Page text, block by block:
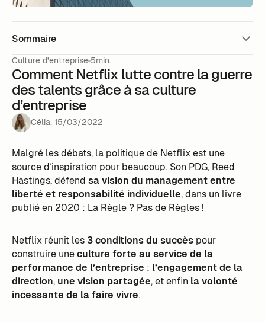
Sommaire
Culture d'entreprise 5min.
Comment Netflix lutte contre la guerre
des talents grâce à sa culture
d’entreprise
Célia, 15/03/2022
Malgré les débats, la politique de Netflix est une
source d’inspiration pour beaucoup. Son PDG, Reed
Hastings, défend sa vision du management entre
liberté et responsabilité individuelle, dans un livre
publié en 2020 : La Règle ? Pas de Règles !
Netflix réunit les 3 conditions du succèspour
construire uneculture forte au service de la
performance de l’entreprise : l’engagement de la
direction, une vision partagée, et enfin la volonté
incessante de la faire vivre.